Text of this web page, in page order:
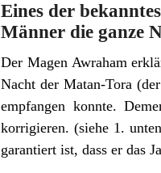
Eines der
Männer die ganze
Der Magen Awraham
Nacht der Matan-Tora
empfangen konnte.
korrigieren. (siehe 1.
garantiert ist, dass er das